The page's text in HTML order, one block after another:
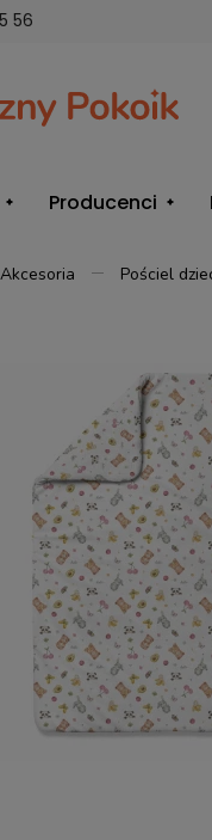
56
Producenci
Akcesoria Pościel